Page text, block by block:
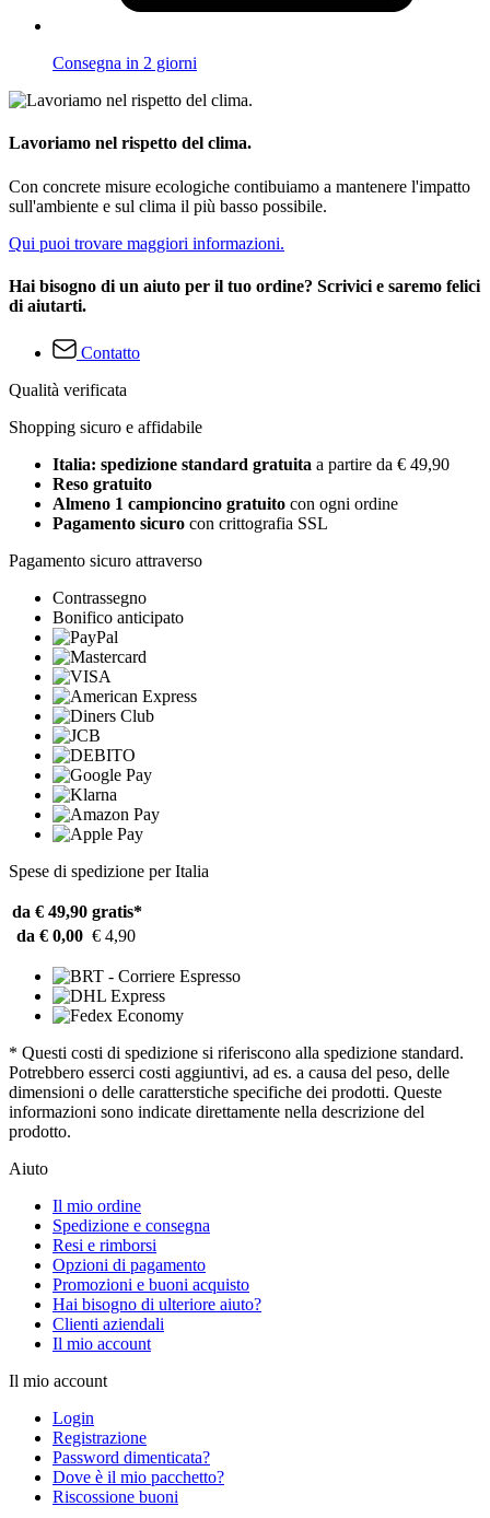
Consegna in 2 giorni
Lavoriamo nel rispetto del clima.
Con concrete misure ecologiche contibuiamo a mantenere l'impatto
sull'ambiente e sul clima il più basso possibile.
Qui puoi trovare maggiori informazioni.
Hai bisogno di un aiuto per il tuo ordine? Scrivici e saremo felici
di aiutarti.
Contatto
Qualità verificata
Shopping sicuro e affidabile
Italia: spedizione standard gratuita a partire da € 49,90
Reso gratuito
Almeno 1 campioncino gratuito con ogni ordine
Pagamento sicuro con crittografia SSL
Pagamento sicuro attraverso
Contrassegno
Bonifico anticipato
Spese di spedizione per Italia
da € 49,90 gratis*
da € 0,00 € 4,90
* Questi costi di spedizione si riferiscono alla spedizione standard.
Potrebbero esserci costi aggiuntivi, ad es. a causa del peso, delle
dimensioni o delle caratterstiche specifiche dei prodotti. Queste
informazioni sono indicate direttamente nella descrizione del
prodotto.
Aiuto
Il mio ordine
Spedizione e consegna
Resi e rimborsi
Opzioni di pagamento
Promozioni e buoni acquisto
Hai bisogno di ulteriore aiuto?
Clienti aziendali
Il mio account
Il mio account
Login
Registrazione
Password dimenticata?
Dove è il mio pacchetto?
Riscossione buoni